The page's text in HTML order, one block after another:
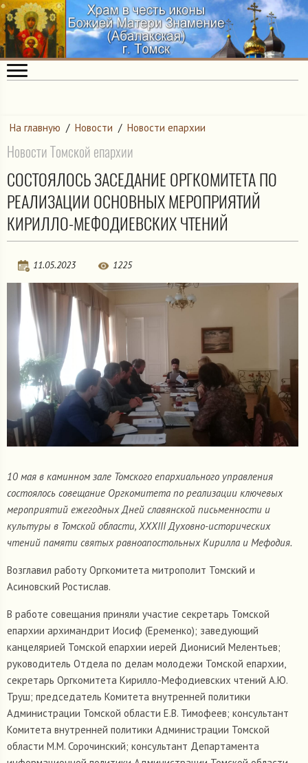
На главную / Новости / Новости епархии
Новости Томской епархии
СОСТОЯЛОСЬ ЗАСЕДАНИЕ ОРГКОМИТЕТА ПО
РЕАЛИЗАЦИИ ОСНОВНЫХ МЕРОПРИЯТИЙ
КИРИЛЛО-МЕФОДИЕВСКИХ ЧТЕНИЙ
11.05.2023 1225
10 мая в каминном зале Томского епархиального управления
состоялось совещание Оргкомитета по реализации ключевых
мероприятий ежегодных Дней славянской письменности и
культуры в Томской области, XXXIII Духовно-исторических
чтений памяти святых равноапостольных Кирилла и Мефодия.
Возглавил работу Оргкомитета митрополит Томский и
Асиновский Ростислав.
В работе совещания приняли участие секретарь Томской
епархии архимандрит Иосиф (Еременко); заведующий
канцелярией Томской епархии иерей Дионисий Мелентьев;
руководитель Отдела по делам молодежи Томской епархии,
секретарь Оргкомитета Кирилло-Мефодиевских чтений А.Ю.
Труш; председатель Комитета внутренней политики
Администрации Томской области Е.В. Тимофеев; консультант
Комитета внутренней политики Администрации Томской
области М.М. Сорочинский; консультант Департамента